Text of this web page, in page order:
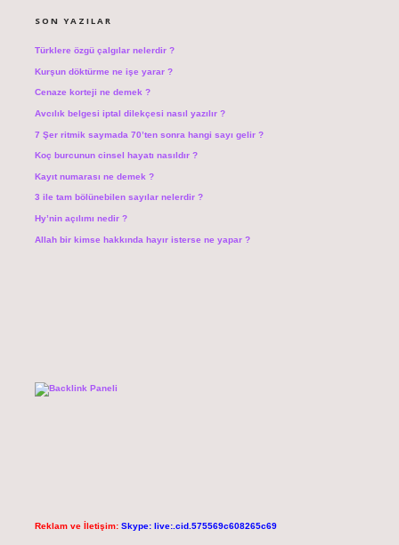
SON YAZILAR
Türklere özgü çalgılar nelerdir ?
Kurşun döktürme ne işe yarar ?
Cenaze korteji ne demek ?
Avcılık belgesi iptal dilekçesi nasıl yazılır ?
7 Şer ritmik saymada 70’ten sonra hangi sayı gelir ?
Koç burcunun cinsel hayatı nasıldır ?
Kayıt numarası ne demek ?
3 ile tam bölünebilen sayılar nelerdir ?
Hy’nin açılımı nedir ?
Allah bir kimse hakkında hayır isterse ne yapar ?
Reklam ve İletişim: Skype: live:.cid.575569c608265c69